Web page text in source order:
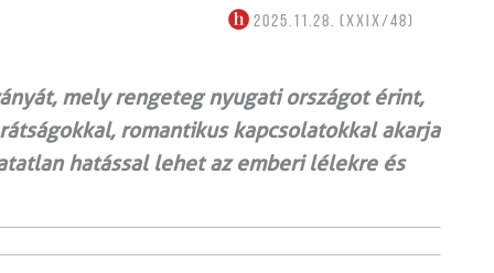
2025.11.28. (XXIX/48)
mely rengeteg nyugati országot érint,
romantikus kapcsolatokkal akarja
hatással lehet az emberi lélekre és